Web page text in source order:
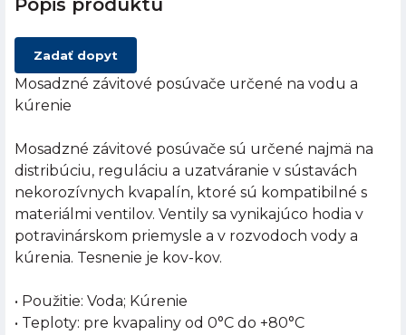
Popis produktu
Zadať dopyt
Mosadzné závitové posúvače určené na vodu a
kúrenie
Mosadzné závitové posúvače sú určené najmä na
distribúciu, reguláciu a uzatváranie v sústavách
nekorozívnych kvapalín, ktoré sú kompatibilné s
materiálmi ventilov. Ventily sa vynikajúco hodia v
potravinárskom priemysle a v rozvodoch vody a
kúrenia. Tesnenie je kov-kov.
• Použitie: Voda; Kúrenie
• Teploty: pre kvapaliny od 0°C do +80°C